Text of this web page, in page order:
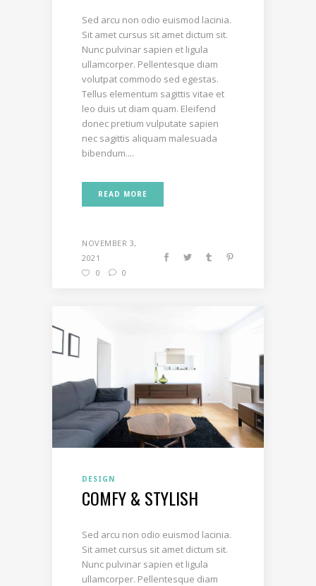
Sed arcu non odio euismod lacinia.
Sit amet cursus sit amet dictum sit.
Nunc pulvinar sapien et ligula
ullamcorper. Pellentesque diam
volutpat commodo sed egestas.
Tellus elementum sagittis vitae et
leo duis ut diam quam. Eleifend
donec pretium vulputate sapien
nec sagittis aliquam malesuada
bibendum....
READ MORE
NOVEMBER 3,
2021
0
0
DESIGN
COMFY & STYLISH
Sed arcu non odio euismod lacinia.
Sit amet cursus sit amet dictum sit.
Nunc pulvinar sapien et ligula
ullamcorper. Pellentesque diam